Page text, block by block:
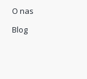
O nas
Blog